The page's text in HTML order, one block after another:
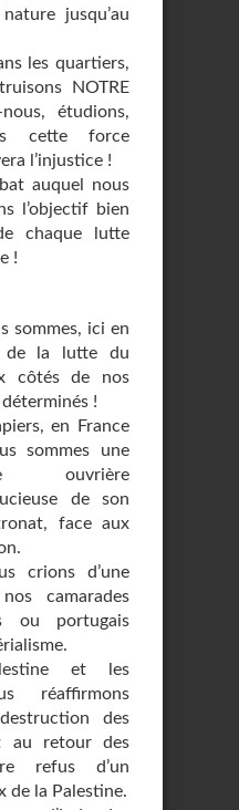
jusqu’au
les quartiers,
NOTRE
étudions,
cette force
l’injustice !
auquel nous
l’objectif bien
chaque lutte
!
sommes, ici en
de la lutte du
côtés de nos
!
en France
sommes une
ouvrière
de son
face aux
crions d’une
camarades
ou portugais
et les
réaffirmons
des
au retour des
refus d’un
de la Palestine.